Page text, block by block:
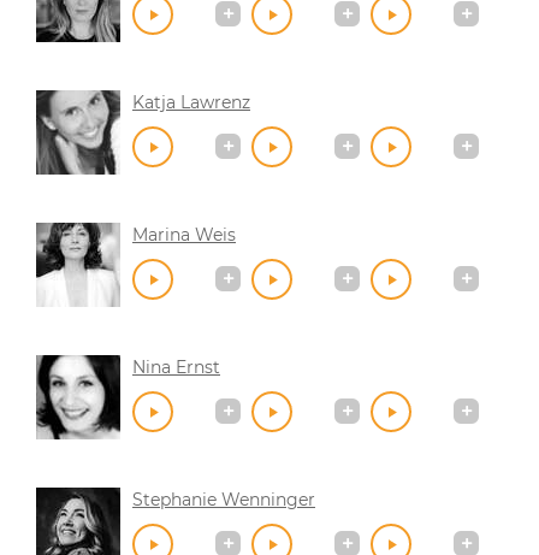
Katja Lawrenz
Marina Weis
Nina Ernst
Stephanie Wenninger